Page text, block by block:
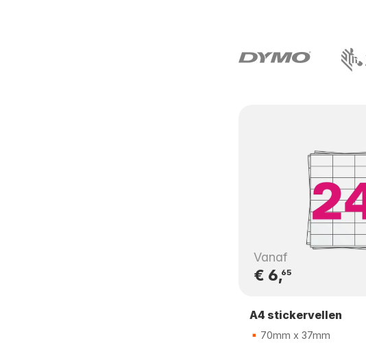
Vanaf
€ 6,65
A4 stickervellen
70mm x 37mm